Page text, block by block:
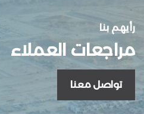
رأيهم بنا
مراجعات العملاء
تواصل معنا